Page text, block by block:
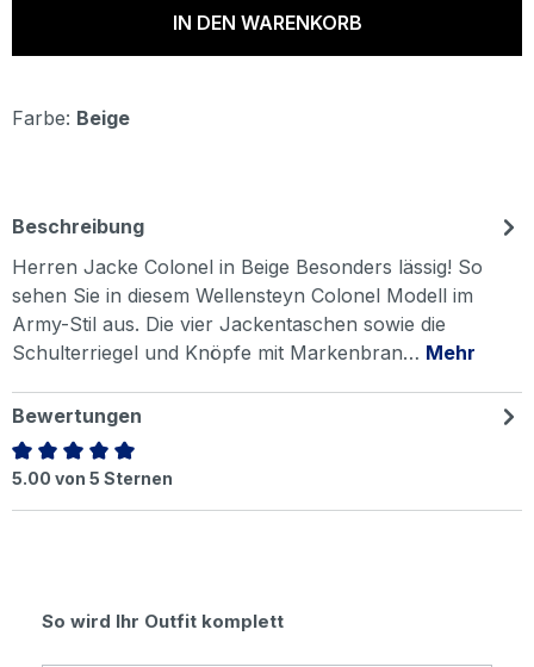
IN DEN WARENKORB
Farbe: Beige
Beschreibung
Herren Jacke Colonel in Beige Besonders lässig! So
sehen Sie in diesem Wellensteyn Colonel Modell im
Army-Stil aus. Die vier Jackentaschen sowie die
Schulterriegel und Knöpfe mit Markenbran… Mehr
Bewertungen
Durchschnittliche Bewertung von 5 von 5 Sternen
5.00 von 5 Sternen
Produktgalerie überspringen
So wird Ihr Outfit komplett